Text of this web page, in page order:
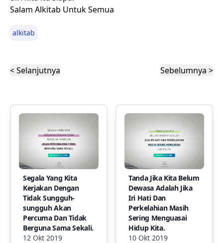
Salam Alkitab Untuk Semua
alkitab
< Selanjutnya Sebelumnya >
Segala Yang Kita
Kerjakan Dengan
Tidak Sungguh-
sungguh Akan
Percuma Dan Tidak
Berguna Sama Sekali.
12 Okt 2019
Tanda Jika Kita Belum
Dewasa Adalah Jika
Iri Hati Dan
Perkelahian Masih
Sering Menguasai
Hidup Kita.
10 Okt 2019